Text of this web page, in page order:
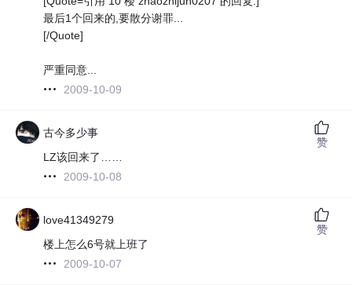
最后1个回来的,要散分谢罪...
[/Quote]
严重同意...
2009-10-09
古今多少事
LZ该回来了……
2009-10-08
赞
love41349279
楼上怎么6号就上班了
2009-10-07
赞